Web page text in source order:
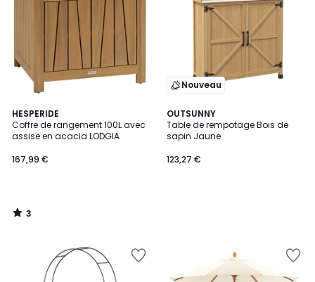
HESPERIDE
Coffre de rangement 100L avec
assise en acacia LODGIA
167,99 €
3
/
5
3
/
Nouveau
OUTSUNNY
Table de rempotage Bois de
sapin Jaune
123,27 €